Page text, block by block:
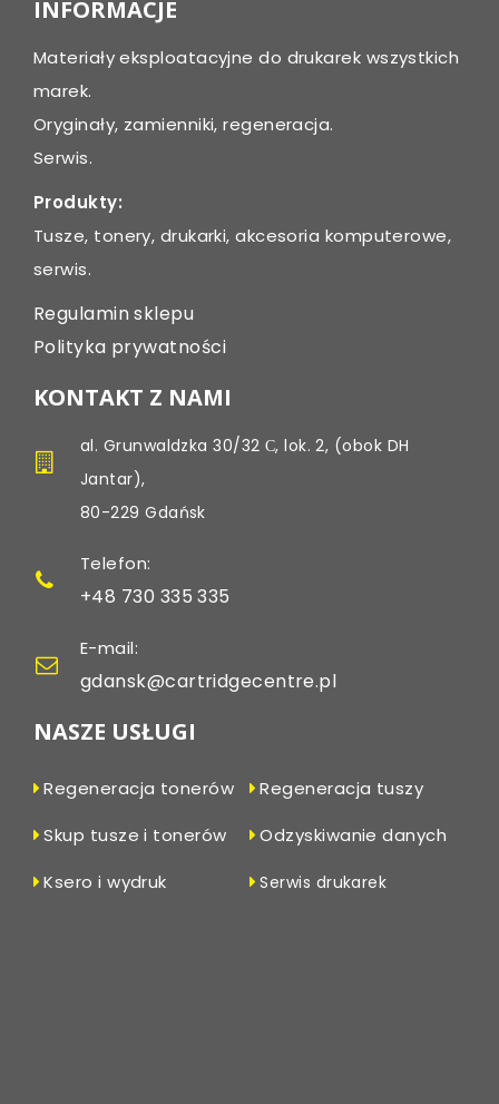
INFORMACJE
Materiały eksploatacyjne do drukarek wszystkich
marek.
Oryginały, zamienniki, regeneracja.
Serwis.
Produkty:
Tusze, tonery, drukarki, akcesoria komputerowe,
serwis.
Regulamin sklepu
Polityka prywatności
KONTAKT Z NAMI
al. Grunwaldzka 30/32 С, lok. 2, (obok DH
Jantar),
80-229 Gdańsk
Telefon:
+48 730 335 335
E-mail:
gdansk@cartridgecentre.pl
NASZE USŁUGI
Regeneracja tonerów
Regeneracja tuszy
Skup tusze i tonerów
Odzyskiwanie danych
Ksero i wydruk
Serwis drukarek